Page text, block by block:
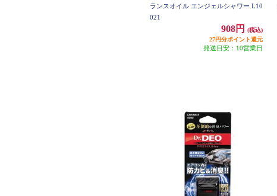
ランスオイル エンジェルシャワー L10
021
908円
(税込)
27円分ポイント還元
発送目安：10営業日